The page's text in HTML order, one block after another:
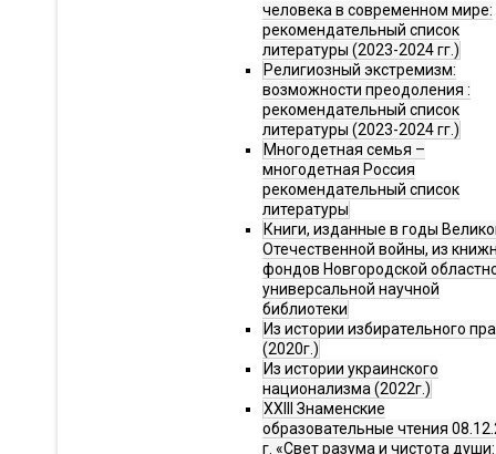
человека в современном мире:
рекомендательный список
литературы (2023-2024 гг.)
Религиозный экстремизм:
возможности преодоления :
рекомендательный список
литературы (2023-2024 гг.)
Многодетная семья –
многодетная Россия
рекомендательный список
литературы
Книги, изданные в годы
Отечественной войны, из
фондов Новгородской
универсальной научной
библиотеки
Из истории избирательного
(2020г.)
Из истории украинского
национализма (2022г.)
XXIII Знаменские
образовательные чтения
г. «Свет разума и чистота души: